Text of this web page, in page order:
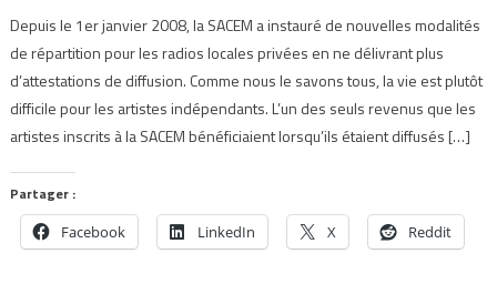
Depuis le 1er janvier 2008, la SACEM a instauré de nouvelles modalités
de répartition pour les radios locales privées en ne délivrant plus
d’attestations de diffusion. Comme nous le savons tous, la vie est plutôt
difficile pour les artistes indépendants. L’un des seuls revenus que les
artistes inscrits à la SACEM bénéficiaient lorsqu’ils étaient diffusés […]
Partager :
Facebook LinkedIn X Reddit